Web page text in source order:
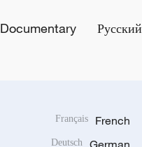
Русский
Documentary
French
Français
Deutsch